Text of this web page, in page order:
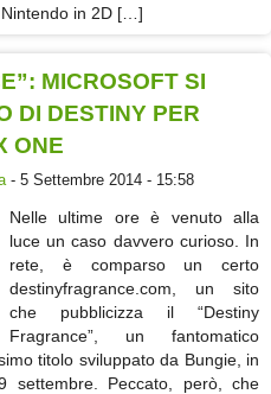
in 2D […]
MICROSOFT SI
DI DESTINY PER
ONE
- 5 Settembre 2014 - 15:58
Nelle ultime ore è venuto alla
luce un caso davvero curioso. In
rete, è comparso un certo
destinyfragrance.com, un sito
che pubblicizza il “Destiny
Fragrance”, un fantomatico
titolo sviluppato da Bungie, in
settembre. Peccato, però, che